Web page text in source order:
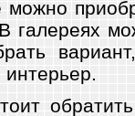
можно
галереях